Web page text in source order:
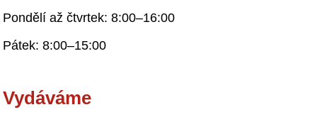
Pondělí až čtvrtek: 8:00–16:00
Pátek: 8:00–15:00
Vydáváme